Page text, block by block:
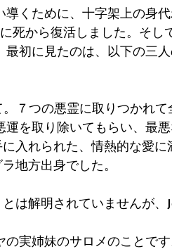
くために、十字架上の身
死から復活しました。そし
初に見たのは、以下の三
７つの悪霊に取りつかれ
を取り除いてもらい、最
入れられた、情熱的な愛
地方出身でした。
は解明されていませんが、
実姉妹のサロメのことです